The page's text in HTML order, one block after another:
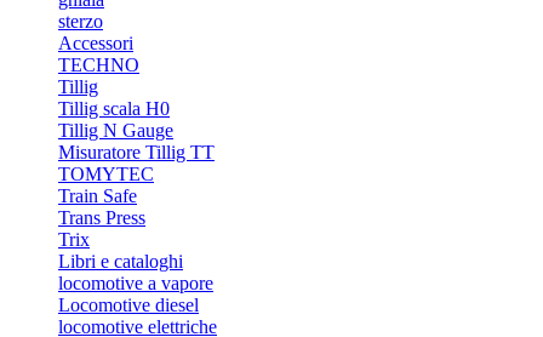
sterzo
Accessori
TECHNO
Tillig
Tillig scala H0
Tillig N Gauge
Misuratore Tillig TT
TOMYTEC
Train Safe
Trans Press
Trix
Libri e cataloghi
locomotive a vapore
Locomotive diesel
locomotive elettriche